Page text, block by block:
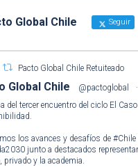
Global Chile Seguir
Pacto Global Chile Retuiteado
Global Chile @pactoglobal ·
del tercer encuentro del ciclo El
.
los avances y desafíos de #Chile
junto a destacados
privado y la academia.